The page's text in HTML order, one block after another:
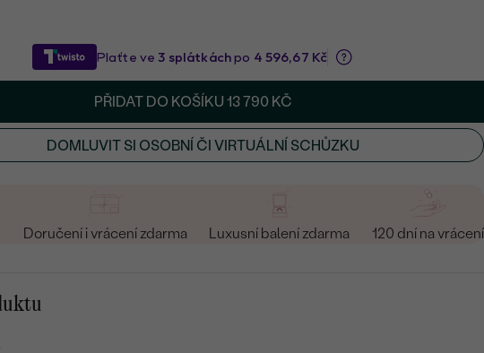
PŘIDAT DO KOŠÍKU 13 790 KČ
DOMLUVIT SI OSOBNÍ ČI VIRTUÁLNÍ SCHŮZKU
Doručení i vrácení zdarma Luxusní balení zdarma 120 dní na vrácení